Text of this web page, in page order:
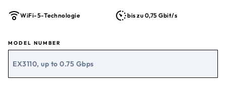
WiFi-5-Technologie bis zu 0,75 Gbit/s
MODEL NUMBER
EX3110, up to 0.75 Gbps